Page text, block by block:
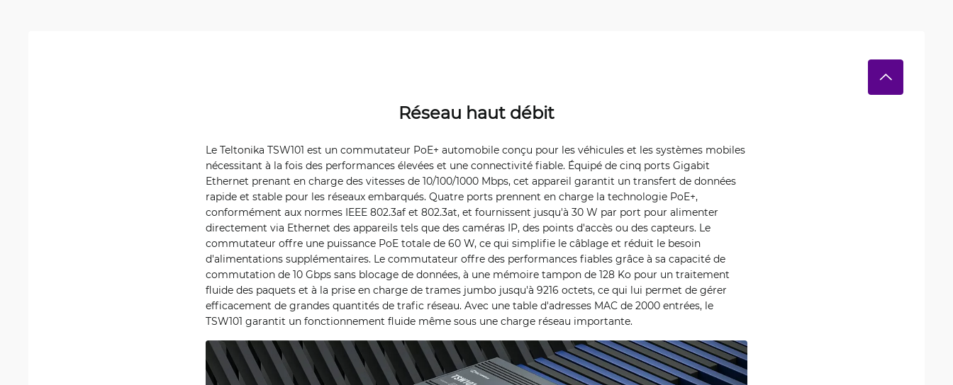
Réseau haut débit
Le Teltonika TSW101 est un commutateur PoE+ automobile conçu pour les véhicules et les systèmes mobiles
nécessitant à la fois des performances élevées et une connectivité fiable. Équipé de cinq ports Gigabit
Ethernet prenant en charge des vitesses de 10/100/1000 Mbps, cet appareil garantit un transfert de données
rapide et stable pour les réseaux embarqués. Quatre ports prennent en charge la technologie PoE+,
conformément aux normes IEEE 802.3af et 802.3at, et fournissent jusqu'à 30 W par port pour alimenter
directement via Ethernet des appareils tels que des caméras IP, des points d'accès ou des capteurs. Le
commutateur offre une puissance PoE totale de 60 W, ce qui simplifie le câblage et réduit le besoin
d'alimentations supplémentaires. Le commutateur offre des performances fiables grâce à sa capacité de
commutation de 10 Gbps sans blocage de données, à une mémoire tampon de 128 Ko pour un traitement
fluide des paquets et à la prise en charge de trames jumbo jusqu'à 9216 octets, ce qui lui permet de gérer
efficacement de grandes quantités de trafic réseau. Avec une table d'adresses MAC de 2000 entrées, le
TSW101 garantit un fonctionnement fluide même sous une charge réseau importante.